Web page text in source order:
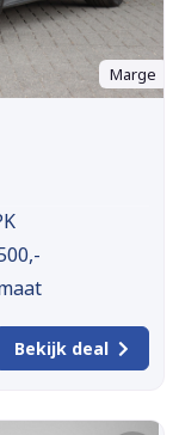
Marge
Bekijk deal